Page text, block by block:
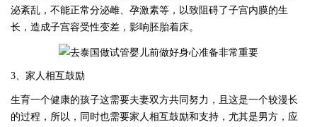
泌紊乱，不能正常分泌雌、孕激素等，以致阻碍了子宫内膜的生
长，造成子宫容受性变差，影响胚胎着床。
3、家人相互鼓励
生育一个健康的孩子这需要夫妻双方共同努力，且这是一个较漫长
的过程，所以，同时也需要家人相互鼓励和支持，尤其是男方，应